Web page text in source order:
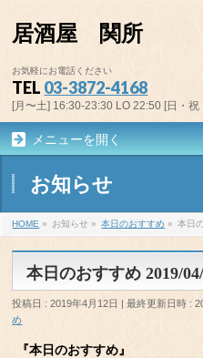
居酒屋 関所
お気軽にお電話ください
TEL 03-3872-4168
[月〜土] 16:30-23:30 LO 22:50 [日・
メニューを開く
お知らせ
HOME » お知らせ » 本日のおすすめ » 本日
本日のおすすめ 2019/
投稿日 : 2019年4月12日 最終更新日時 :
め
『本日のおすすめ』